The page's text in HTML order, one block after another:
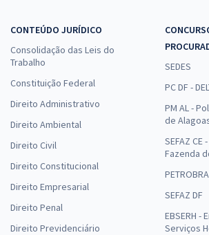
CONTEÚDO JURÍDICO
Consolidação das Leis do
Trabalho
Constituição Federal
Direito Administrativo
Direito Ambiental
Direito Civil
Direito Constitucional
Direito Empresarial
Direito Penal
Direito Previdenciário
SEDES
PC DF -
PM AL -
de
SEFAZ
Fazenda
SEFAZ DF
EBSERH -
Serviços